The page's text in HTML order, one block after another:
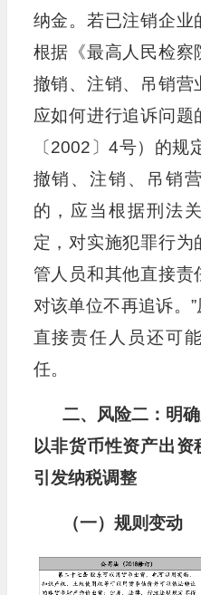
纳金。若已注销企业
根据《最高人民检察
撤销、注销、吊销营
应如何进行追诉问
〔2002〕4号）的规
撤销、注销、吊销
的，应当根据刑法
定，对实施犯罪行为
管人员和其他直接责
对该单位不再追诉。
直接责任人员还可
任。
二、风险二：明
以非货币性资产出
引发纳税调整
（一）规则变动